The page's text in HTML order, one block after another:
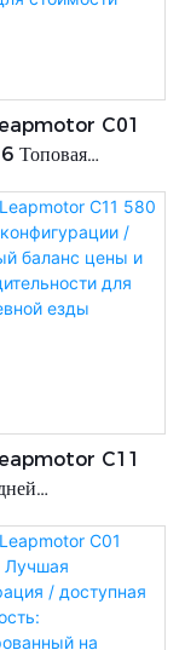
C01
Топовая
Седан,
Комфорт Без
Стоимости
C11
И
Для
Езды